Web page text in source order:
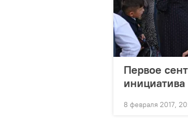
Первое
8 февраля 2017,